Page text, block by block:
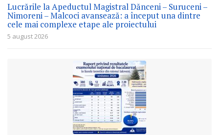
Lucrările la Apeductul Magistral Dănceni – Suruceni –
Nimoreni – Malcoci avansează: a început una dintre
cele mai complexe etape ale proiectului
5 august 2026